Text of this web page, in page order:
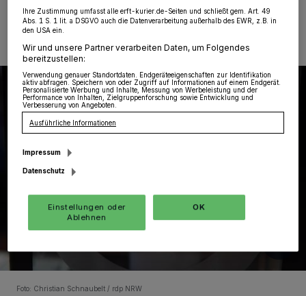
Foto: Christian Schnaubelt / rdp NRW
Ihre Zustimmung umfasst alle erft-kurier.de-Seiten und schließt gem. Art. 49
Abs. 1 S. 1 lit. a DSGVO auch die Datenverarbeitung außerhalb des EWR, z.B. in
den USA ein.
Wir und unsere Partner verarbeiten Daten, um Folgendes
bereitzustellen:
Verwendung genauer Standortdaten. Endgeräteeigenschaften zur Identifikation
aktiv abfragen. Speichern von oder Zugriff auf Informationen auf einem Endgerät.
Personalisierte Werbung und Inhalte, Messung von Werbeleistung und der
Performance von Inhalten, Zielgruppenforschung sowie Entwicklung und
Verbesserung von Angeboten.
Ausführliche Informationen
Impressum
Datenschutz
Einstellungen oder
Ablehnen
OK